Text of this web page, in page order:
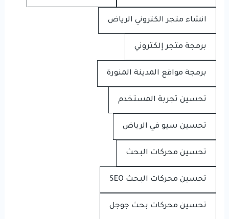
انشاء متجر الكتروني الرياض
برمجة متجر إلكتروني
برمجة مواقع المدينة المنورة
تحسين تجربة المستخدم
تحسين سيو في الرياض
تحسين محركات البحث
تحسين محركات البحث SEO
تحسين محركات بحث جوجل